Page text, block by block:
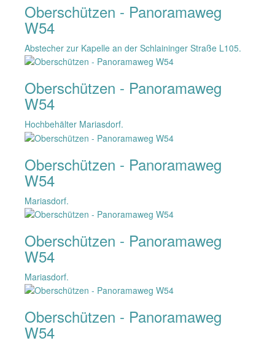
Oberschützen - Panoramaweg
W54
Abstecher zur Kapelle an der Schlaininger Straße L105.
Oberschützen - Panoramaweg
W54
Hochbehälter Mariasdorf.
Oberschützen - Panoramaweg
W54
Mariasdorf.
Oberschützen - Panoramaweg
W54
Mariasdorf.
Oberschützen - Panoramaweg
W54